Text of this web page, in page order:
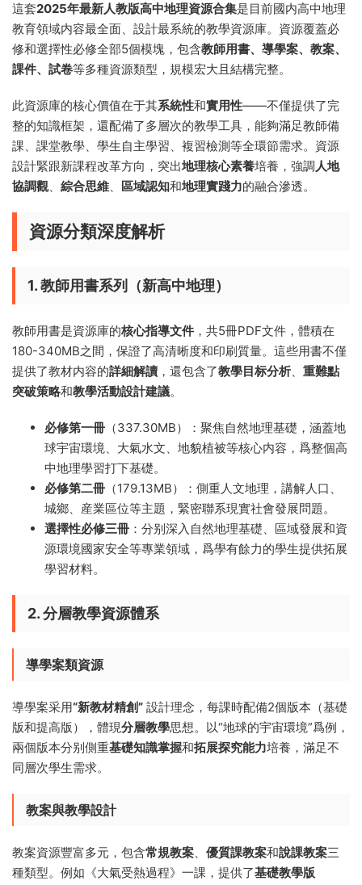
這套2025年最新人教版高中地理資源合集是目前國内高中地理
教育領域内容最全面、設計最系統的教學資源庫。資源覆蓋必
修和選擇性必修全部5個模塊，包含教師用書、導學案、教案、
課件、試卷等多種資源類型，規模宏大且結構完整。
此資源庫的核心價值在于其系統性和實用性——不僅提供了完
整的知識框架，還配備了多層次的教學工具，能夠滿足教師備
課、課堂教學、學生自主學習、複習檢測等全環節需求。資源
設計緊跟新課程改革方向，突出地理核心素養培養，強調人地
協調觀、 綜合思維、 區域認知和地理實踐力的融合滲透。
資源分類深度解析
1. 教師用書系列（新高中地理）
教師用書是資源庫的核心指導文件 ，共5冊PDF文件，體積在
180-340MB之間，保證了高清晰度和印刷質量。這些用書不僅
提供了教材内容的詳細解讀 ，還包含了教學目标分析、 重難點
突破策略和教學活動設計建議。
必修第一冊 （337.30MB）：聚焦自然地理基礎，涵蓋地
球宇宙環境、大氣水文、地貌植被等核心内容，爲整個高
中地理學習打下基礎。
必修第二冊 （179.13MB）：側重人文地理，講解人口、
城鄉、産業區位等主題，緊密聯系現實社會發展問題。
選擇性必修三冊 ：分别深入自然地理基礎、區域發展和資
源環境國家安全等專業領域，爲學有餘力的學生提供拓展
學習材料。
2. 分層教學資源體系
導學案類資源
導學案采用“新教材精創” 設計理念，每課時配備2個版本（基礎
版和提高版），體現分層教學思想。以“地球的宇宙環境”爲例，
兩個版本分别側重基礎知識掌握和拓展探究能力培養，滿足不
同層次學生需求。
教案與教學設計
教案資源豐富多元，包含常規教案、 優質課教案和說課教案三
種類型。例如《大氣受熱過程》一課，提供了基礎教學版